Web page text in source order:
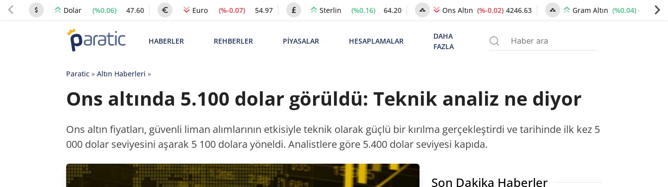
Dolar (%0.06) 47.60 Euro (%-0.07) 54.97 Sterlin (%0.16) 64.20 Ons Altın (%-0.02) 4246.63 Gram Altın (%0.04) 6498.68
HABERLER REHBERLER PİYASALAR HESAPLAMALAR
DAHA
FAZLA
Paratic» Altın Haberleri »
Ons altında 5.100 dolar görüldü: Teknik analiz ne diyor
Ons altın fiyatları, güvenli liman alımlarının etkisiyle teknik olarak güçlü bir kırılma gerçekleştirdi ve tarihinde ilk kez 5
000 dolar seviyesini aşarak 5 100 dolara yöneldi. Analistlere göre 5.400 dolar seviyesi kapıda.
Son Dakika Haberler